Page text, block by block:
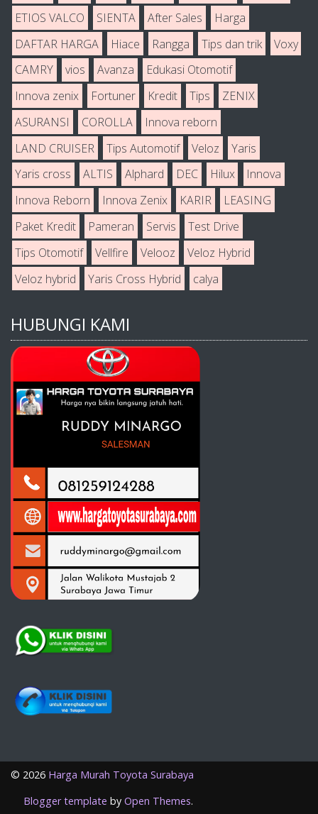
ETIOS VALCO
SIENTA After Sales
Harga
DAFTAR HARGA
Hiace Rangga Tips dan trik
Voxy
CAMRY
vios Avanza
Edukasi Otomotif
Innova zenix
Fortuner Kredit Tips
ZENIX
ASURANSI
COROLLA
Innova reborn
LAND CRUISER
Tips Automotif Veloz
Yaris
Yaris cross
ALTIS Alphard DEC Hilux
Innova
Innova Reborn
Innova Zenix KARIR
LEASING
Paket Kredit
Pameran Servis
Test Drive
Tips Otomotif
Vellfire Velooz
Veloz Hybrid
Veloz hybrid
Yaris Cross Hybrid calya
HUBUNGI KAMI
© 2026 Harga Murah Toyota Surabaya
Blogger template by Open Themes.